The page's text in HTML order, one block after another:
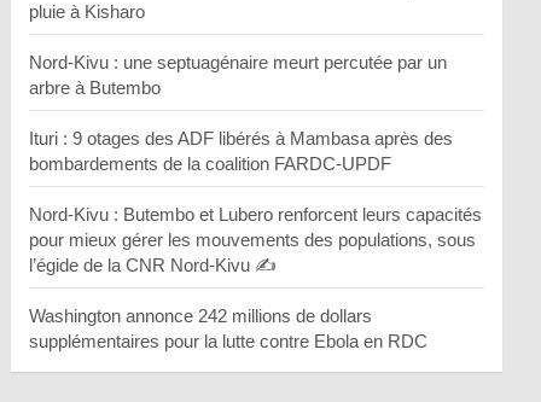
pluie à Kisharo
Nord-Kivu : une septuagénaire meurt percutée par un
arbre à Butembo
Ituri : 9 otages des ADF libérés à Mambasa après des
bombardements de la coalition FARDC-UPDF
Nord-Kivu : Butembo et Lubero renforcent leurs capacités
pour mieux gérer les mouvements des populations, sous
l’égide de la CNR Nord-Kivu ✍️
Washington annonce 242 millions de dollars
supplémentaires pour la lutte contre Ebola en RDC